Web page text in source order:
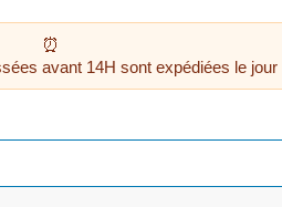
avant 14H sont expédiées le